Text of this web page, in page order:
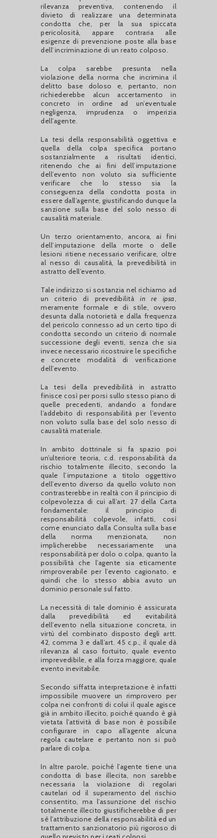
rilevanza preventiva, contenendo il
divieto di realizzare una determinata
condotta che, per la sua spiccata
pericolosità, appare contraria alle
esigenze di prevenzione poste alla base
dell’incriminazione di un reato colposo.
La colpa sarebbe presunta nella
violazione della norma che incrimina il
delitto base doloso e, pertanto, non
richiederebbe alcun accertamento in
concreto in ordine ad un’eventuale
negligenza, imprudenza o imperizia
dell’agente.
La tesi della responsabilità oggettiva e
quella della colpa specifica portano
sostanzialmente a risultati identici,
ritenendo che ai fini dell’imputazione
dell’evento non voluto sia sufficiente
verificare che lo stesso sia la
conseguenza della condotta posta in
essere dall’agente, giustificando dunque la
sanzione sulla base del solo nesso di
causalità materiale.
Un terzo orientamento, ancora, ai fini
dell’imputazione della morte o delle
lesioni ritiene necessario verificare, oltre
al nesso di causalità, la prevedibilità in
astratto dell’evento.
Tale indirizzo si sostanzia nel richiamo ad
un criterio di prevedibilitàin re ipsa,
meramente formale e di stile, ovvero
desunta dalla notorietà e dalla frequenza
del pericolo connesso ad un certo tipo di
condotta secondo un criterio di normale
successione degli eventi, senza che sia
invece necessario ricostruire le specifiche
e concrete modalità di verificazione
dell’evento.
La tesi della prevedibilità in astratto
finisce così per porsi sullo stesso piano di
quelle precedenti, andando a fondare
l’addebito di responsabilità per l’evento
non voluto sulla base del solo nesso di
causalità materiale.
In ambito dottrinale si fa spazio poi
un’ulteriore teoria, c.d. responsabilità da
rischio totalmente illecito, secondo la
quale l’imputazione a titolo oggettivo
dell’evento diverso da quello voluto non
contrasterebbe in realtà con il principio di
colpevolezza di cui all’art. 27 della Carta
fondamentale: il principio di
responsabilità colpevole, infatti, così
come enunciato dalla Consulta sulla base
della norma menzionata, non
implicherebbe necessariamente una
responsabilità per dolo o colpa, quanto la
possibilità che l’agente sia eticamente
rimproverabile per l’evento cagionato, e
quindi che lo stesso abbia avuto un
dominio personale sul fatto.
La necessità di tale dominio è assicurata
dalla prevedibilità ed evitabilità
dell’evento nella situazione concreta, in
virtù del combinato disposto degli artt.
42, comma 3 e dall’art. 45 c.p., il quale dà
rilevanza al caso fortuito, quale evento
imprevedibile, e alla forza maggiore, quale
evento inevitabile.
Secondo siffatta interpretazione è infatti
impossibile muovere un rimprovero per
colpa nei confronti di colui il quale agisce
già in ambito illecito, poiché quando è già
vietata l’attività di base non è possibile
configurare in capo all’agente alcuna
regola cautelare e pertanto non si può
parlare di colpa.
In altre parole, poiché l’agente tiene una
condotta di base illecita, non sarebbe
necessaria la violazione di regolari
cautelari od il superamento del rischio
consentito, ma l’assunzione del rischio
totalmente illecito giustificherebbe di per
sé l’attribuzione della responsabilità ed un
trattamento sanzionatorio più rigoroso di